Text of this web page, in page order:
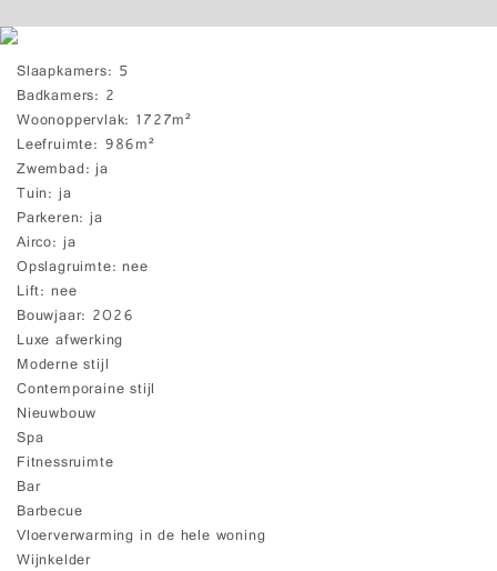
Slaapkamers 5
Badkamers 2
Woonoppervlak 1727m²
Leefruimte 986m²
Zwembad ja
Tuin ja
Parkeren ja
Airco ja
Opslagruimte nee
Lift nee
Bouwjaar 2026
Luxe afwerking
Moderne stijl
Contemporaine stijl
Nieuwbouw
Spa
Fitnessruimte
Bar
Barbecue
Vloerverwarming in de hele woning
Wijnkelder